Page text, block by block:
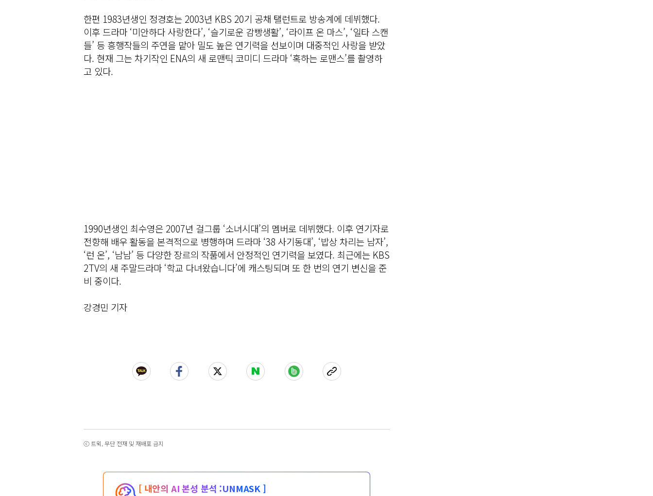
한편 1983년생인 정경호는 2003년 KBS 20기 공채 탤런트로 방송계에 데뷔했다.
이후 드라마 ‘미안하다 사랑한다’, ‘슬기로운 감빵생활’, ‘라이프 온 마스’, ‘일타 스캔
들’ 등 흥행작들의 주연을 맡아 밀도 높은 연기력을 선보이며 대중적인 사랑을 받았
다. 현재 그는 차기작인 ENA의 새 로맨틱 코미디 드라마 ‘혹하는 로맨스’를 촬영하
고 있다.
1990년생인 최수영은 2007년 걸그룹 ‘소녀시대’의 멤버로 데뷔했다. 이후 연기자로
전향해 배우 활동을 본격적으로 병행하며 드라마 ‘38 사기동대’, ‘밥상 차리는 남자’,
‘런 온’, ‘남남’ 등 다양한 장르의 작품에서 안정적인 연기력을 보였다. 최근에는 KBS
2TV의 새 주말드라마 ‘학교 다녀왔습니다’에 캐스팅되며 또 한 번의 연기 변신을 준
비 중이다.
강경민 기자
ⓒ 트윅, 무단 전재 및 재배포 금지
[ 내안의 AI 본성 분석 :UNMASK ]